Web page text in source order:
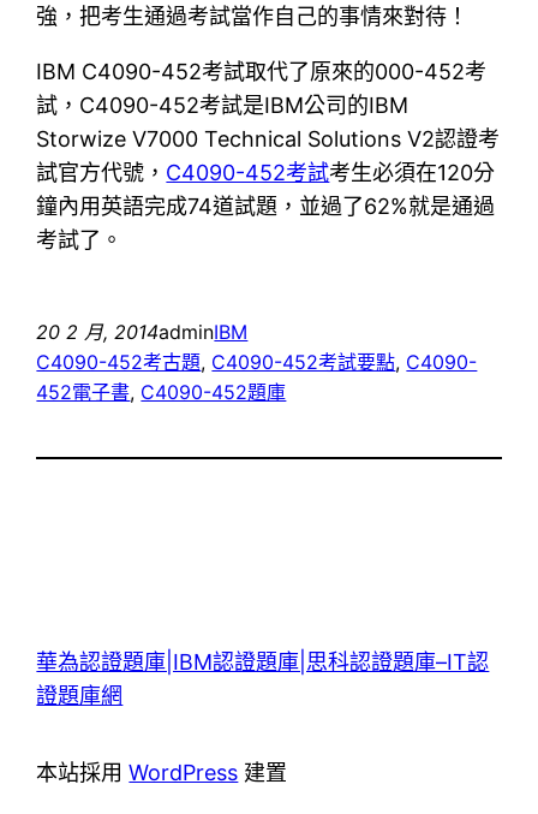
強，把考生通過考試當作自己的事情來對待！
IBM C4090-452考試取代了原來的000-452考
試，C4090-452考試是IBM公司的IBM
Storwize V7000 Technical Solutions V2認證考
試官方代號， C4090-452考試考生必須在120分
鐘內用英語完成74道試題，並過了62%就是通過
考試了。
20 2 月, 2014adminIBM
C4090-452考古題, C4090-452考試要點, C4090-
452電子書, C4090-452題庫
華為認證題庫|IBM認證題庫|思科認證題庫–IT認
證題庫網
本站採用WordPress 建置